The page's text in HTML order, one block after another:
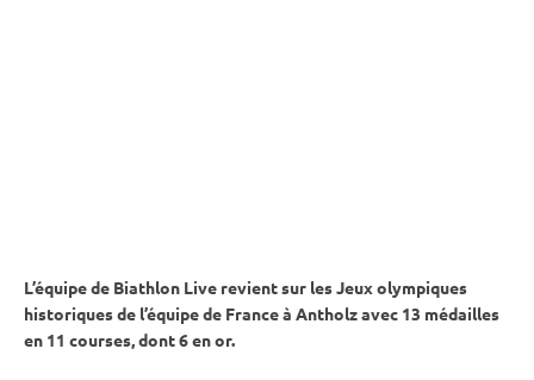
L’équipe de Biathlon Live revient sur lesJeux olympiques
historiques de l’équipe de France à Antholz avec 13 médailles
en 11 courses, dont 6 en or.